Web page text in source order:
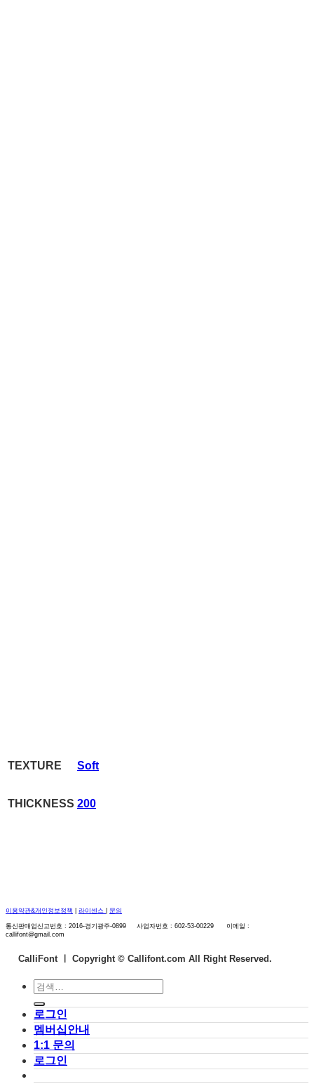
TEXTURE Soft
THICKNESS 200
이용약관&개인정보정책 라이센스 문의
통신판매업신고번호 : 2016-경기광주-0899 사업자번호 : 602-53-00229 이메일 :
callifont@gmail.com
CalliFont ㅣ Copyright © Callifont.com All Right Reserved.
검
색:
로그인
멤버십안내
1:1 문의
로그인